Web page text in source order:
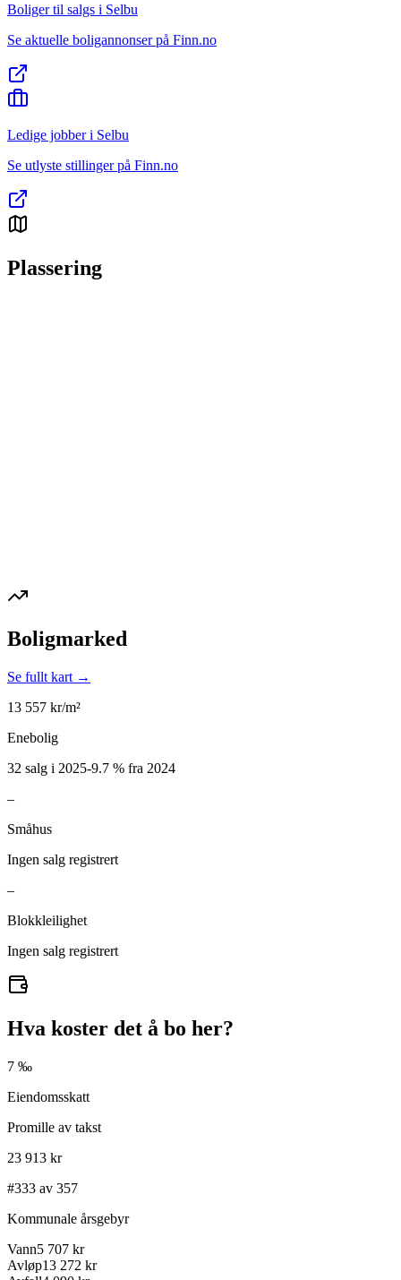
Boliger til salgs i Selbu
Se aktuelle boligannonser på Finn.no
Ledige jobber i Selbu
Se utlyste stillinger på Finn.no
Plassering
Boligmarked
Se fullt kart →
13 557 kr/m²
Enebolig
32 salg i 2025-9.7 % fra 2024
–
Småhus
Ingen salg registrert
–
Blokkleilighet
Ingen salg registrert
Hva koster det å bo her?
7 ‰
Eiendomsskatt
Promille av takst
23 913 kr
#333 av 357
Kommunale årsgebyr
Vann5 707 kr
Avløp13 272 kr